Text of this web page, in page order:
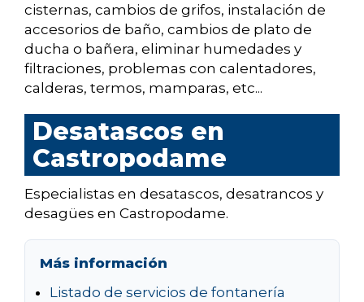
cisternas, cambios de grifos, instalación de
accesorios de baño, cambios de plato de
ducha o bañera, eliminar humedades y
filtraciones, problemas con calentadores,
calderas, termos, mamparas, etc...
Desatascos en
Castropodame
Especialistas en desatascos, desatrancos y
desagües en Castropodame.
Más información
Listado de servicios de fontanería